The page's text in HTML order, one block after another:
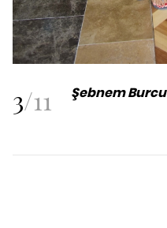
3/11 Şebnem